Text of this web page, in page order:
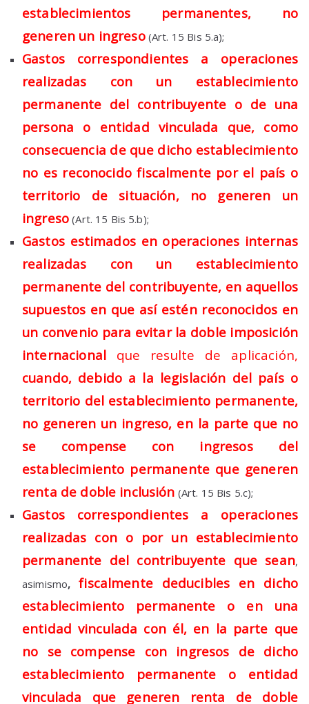
establecimientos permanentes, no
generen un ingreso(Art. 15 Bis 5.a);
Gastos correspondientes a operaciones
realizadas con un establecimiento
permanente del contribuyente o de una
persona o entidad vinculada que, como
consecuencia de que dicho establecimiento
no es reconocido fiscalmente por el país o
territorio de situación, no generen un
ingreso (Art. 15 Bis 5.b);
Gastos estimados en operaciones internas
realizadas con un establecimiento
permanente del contribuyente, en aquellos
supuestos en que así estén reconocidos en
un convenio para evitar la doble imposición
internacionalque resulte de aplicación,
cuando, debido a la legislación del país o
territorio del establecimiento permanente,
no generen un ingreso, en la parte que no
se compense con ingresos del
establecimiento permanente que generen
renta de doble inclusión (Art. 15 Bis 5.c);
Gastos correspondientes a operaciones
realizadas con o por un establecimiento
permanente del contribuyente que sean,
asimismo,fiscalmente deducibles en dicho
establecimiento permanente o en una
entidad vinculada con él, en la parte que
no se compense con ingresos de dicho
establecimiento permanente o entidad
vinculada que generen renta de doble